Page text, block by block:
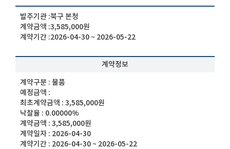
발주기관 :북구 본청
계약금액 :3,585,000원
계약기간 :2026-04-30 ~ 2026-05-22
계약정보
계약구분 :물품
예정금액 :
최초계약금액 :3,585,000원
낙찰율 : 0.00000%
계약금액 :3,585,000원
계약일자 : 2026-04-30
계약기간 : 2026-04-30 ~ 2026-05-22